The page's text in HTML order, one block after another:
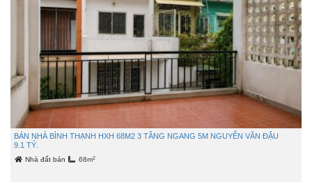
BÁN NHÀ BÌNH THẠNH HXH 68M2 3 TẦNG NGANG 5M NGUYỄN VĂN ĐẬU
9.1 TỶ.
Nhà đất bán 68m2